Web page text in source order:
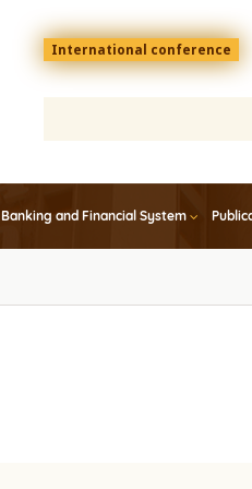
Menu
top
En
International conference
Banking and Financial System